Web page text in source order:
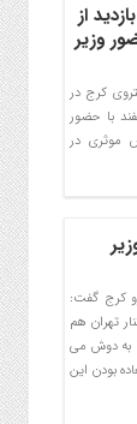
از
وزیر
کرج در
با حضور
موثری در
کرج گفت:
تهران هم
به دوش می
بودن این